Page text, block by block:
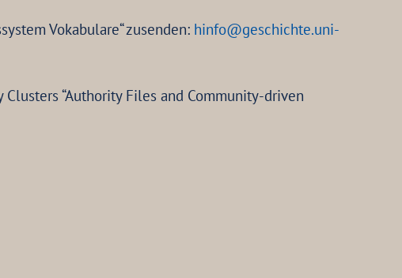
Vokabulare“ zusenden: hinfo@geschichte.uni-
“Authority Files and Community-driven